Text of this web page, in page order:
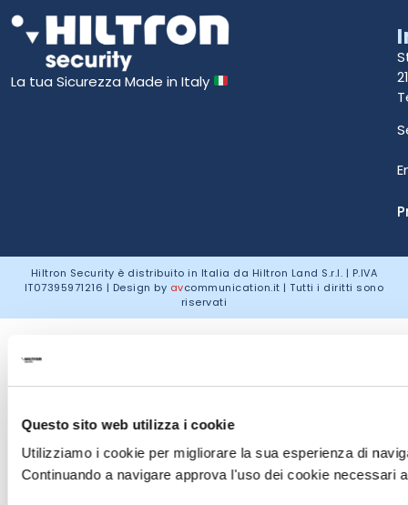
Questo sito web utilizza i cookie
Utilizziamo i cookie per migliorare la sua esperienza di
Continuando a navigare approva l'uso dei cookie necessari
La tua Sicurezza Made in Italy
Hiltron Security è distribuito in Italia da Hiltron Land S.r.l. | P.IVA
IT07395971216 | Design by avcommunication.it | Tutti i diritti sono
riservati